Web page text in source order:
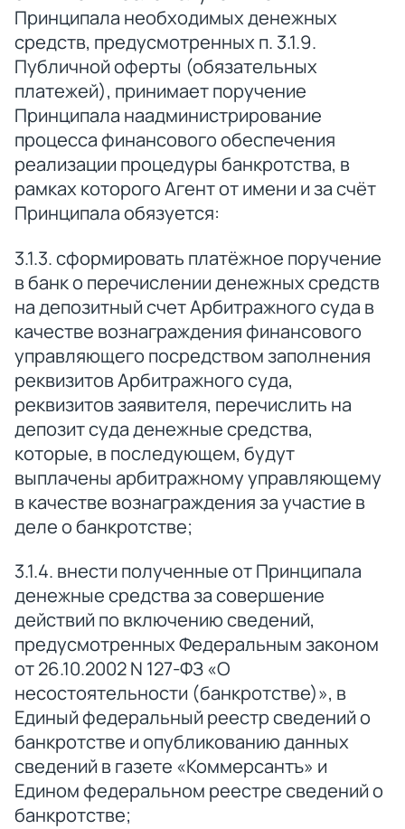
Принципала необходимых денежных
средств, предусмотренных п. 3.1.9.
Публичной оферты (обязательных
платежей), принимает поручение
Принципала наадминистрирование
процесса финансового обеспечения
реализации процедуры банкротства, в
рамках которого Агент от имени и за счёт
Принципала обязуется:
3.1.3. сформировать платёжное поручение
в банк о перечислении денежных средств
на депозитный счет Арбитражного суда в
качестве вознаграждения финансового
управляющего посредством заполнения
реквизитов Арбитражного суда,
реквизитов заявителя, перечислить на
депозит суда денежные средства,
которые, в последующем, будут
выплачены арбитражному управляющему
в качестве вознаграждения за участие в
деле о банкротстве;
3.1.4. внести полученные от Принципала
денежные средства за совершение
действий по включению сведений,
предусмотренных Федеральным законом
от 26.10.2002 N 127-ФЗ «О
несостоятельности (банкротстве)», в
Единый федеральный реестр сведений о
банкротстве и опубликованию данных
сведений в газете «Коммерсантъ» и
Едином федеральном реестре сведений о
банкротстве;